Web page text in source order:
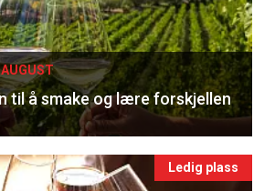
AUGUST
til å smake og lære forskjellen
Ledig plass